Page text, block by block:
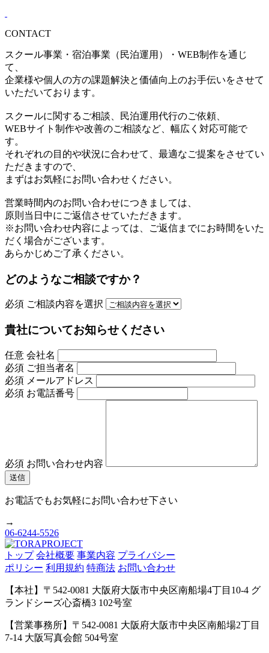
CONTACT
スクール事業・宿泊事業（民泊運用）・WEB制作を通じ
て、
企業様や個人の方の課題解決と価値向上のお手伝いをさせて
いただいております。
スクールに関するご相談、民泊運用代行のご依頼、
WEBサイト制作や改善のご相談など、幅広く対応可能で
す。
それぞれの目的や状況に合わせて、最適なご提案をさせてい
ただきますので、
まずはお気軽にお問い合わせください。
営業時間内のお問い合わせにつきましては、
原則当日中にご返信させていただきます。
※お問い合わせ内容によっては、ご返信までにお時間をいた
だく場合がございます。
あらかじめご了承ください。
どのようなご相談ですか？
必須 ご相談内容を選択
貴社についてお知らせください
任意 会社名
必須 ご担当者名
必須 メールアドレス
必須 お電話番号
必須 お問い合わせ内容
お電話でもお気軽にお問い合わせ下さい
→
06-6244-5526
トップ 会社概要 事業内容 プライバシー
ポリシー 利用規約 特商法 お問い合わせ
【本社】〒542-0081 大阪府大阪市中央区南船場4丁目10-4 グ
ランドシーズ心斎橋3 102号室
【営業事務所】〒542-0081 大阪府大阪市中央区南船場2丁目
7-14 大阪写真会館 504号室